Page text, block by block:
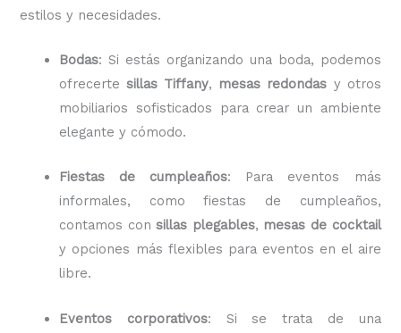
estilos y necesidades.
Bodas: Si estás organizando una boda, podemos
ofrecertesillas Tiffany, mesas redondas y otros
mobiliarios sofisticados para crear un ambiente
elegante y cómodo.
Fiestas de cumpleaños: Para eventos más
informales, como fiestas de cumpleaños,
contamos consillas plegables, mesas de cocktail
y opciones más flexibles para eventos en el aire
libre.
Eventos corporativos: Si se trata de una